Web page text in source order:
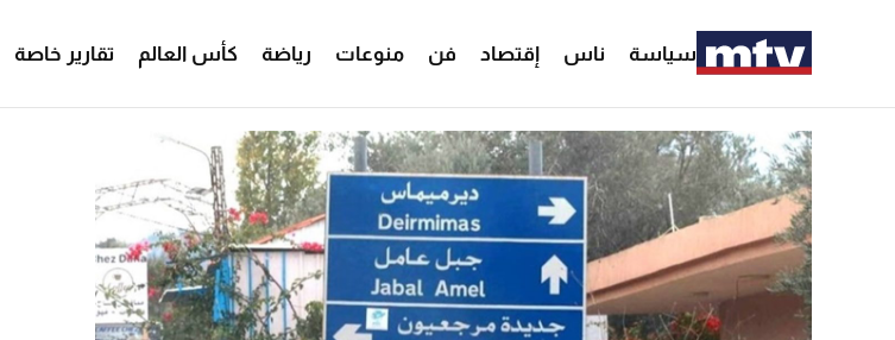
سياسة ناس إقتصاد فن منوعات رياضة كأس العالم تقارير خاصة